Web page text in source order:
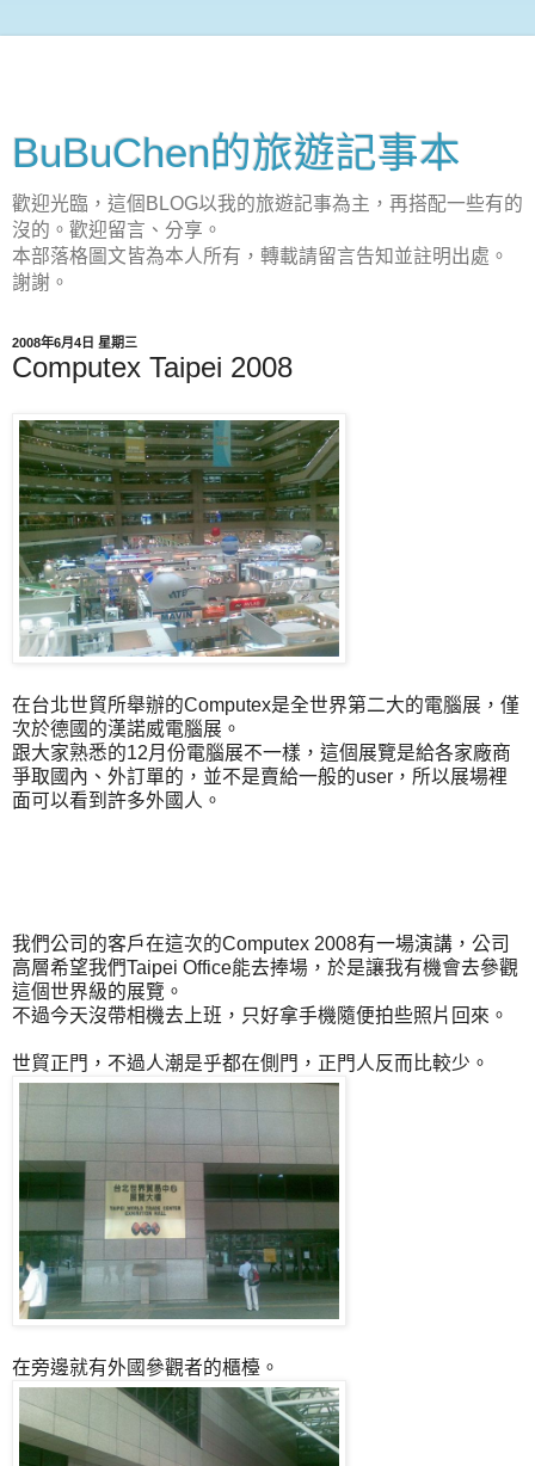
BuBuChen的旅遊記事本
歡迎光臨，這個BLOG以我的旅遊記事為主，再搭配一些有的
沒的。歡迎留言、分享。
本部落格圖文皆為本人所有，轉載請留言告知並註明出處。
謝謝。
2008年6月4日 星期三
Computex Taipei 2008
在台北世貿所舉辦的Computex是全世界第二大的電腦展，僅
次於德國的漢諾威電腦展。
跟大家熟悉的12月份電腦展不一樣，這個展覽是給各家廠商
爭取國內、外訂單的，並不是賣給一般的user，所以展場裡
面可以看到許多外國人。
我們公司的客戶在這次的Computex 2008有一場演講，公司
高層希望我們Taipei Office能去捧場，於是讓我有機會去參觀
這個世界級的展覽。
不過今天沒帶相機去上班，只好拿手機隨便拍些照片回來。
世貿正門，不過人潮是乎都在側門，正門人反而比較少。
在旁邊就有外國參觀者的櫃檯。